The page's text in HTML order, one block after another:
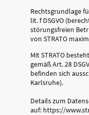
Rechtsgrundlage
lit. f DSGVO
störungsfreien
von STRATO
Mit STRATO
gemäß Art. 28
befinden sich
Karlsruhe).
Details zum
auf: https://